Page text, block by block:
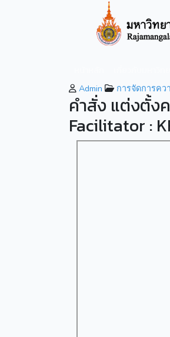
Admin การจัดการคว
คำสั่ง แต่งตั้ง
Facilitator :